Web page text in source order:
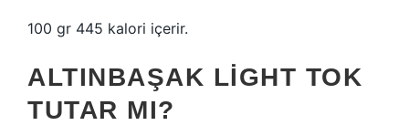
100 gr 445 kalori içerir.
ALTINBAŞAK LIGHT TOK
TUTAR MI?